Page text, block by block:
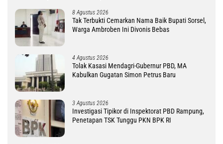
8 Agustus 2026
Tak Terbukti Cemarkan Nama Baik Bupati Sorsel,
Warga Ambroben Ini Divonis Bebas
4 Agustus 2026
Tolak Kasasi Mendagri-Gubernur PBD, MA
Kabulkan Gugatan Simon Petrus Baru
3 Agustus 2026
Investigasi Tipikor di Inspektorat PBD Rampung,
Penetapan TSK Tunggu PKN BPK RI